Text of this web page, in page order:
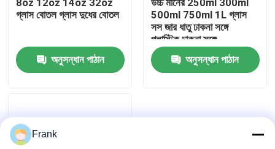
বাড়ি
আমাদের সম্পর্কে
8oz 12oz 14oz 32oz
গ্লাস বোতল গ্লাস দুধের বোতল
অনুসন্ধান পাঠান
উচ্চ মানের 250ml 300ml
500ml 750ml 1L গ্লাস
সস জার ধাতু ঢাকনা সঙ্গে
প্লাস্টিক ঢাকনা সঙ্গে
অনুসন্ধান পাঠান
Frank